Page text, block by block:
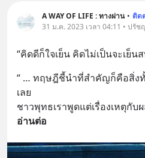
A WAY OF LIFE : ทางผ่าน • ติด
31 ม.ค. 2023 เวลา 04:11 • ปรัช
“คิดดีก็ใจเย็น คิดไม่เป็นจะเย็น
“ … ทฤษฎีชี้นำที่สำคัญก็คือสิ่ง
เลย
ชาวพุทธเราพูดแต่เรื่องเหตุกับ
อ่านต่อ